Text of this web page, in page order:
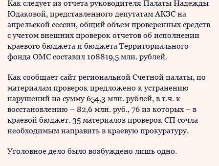
Как следует из отчета руководителя Палаты Надежды
Юдаковой, представленного депутатам АКЗС на
апрельской сессии, общий объем проверенных средств
с учетом внешних проверок отчетов об исполнении
краевого бюджета и бюджета Территориального
фонда ОМС составил 108819,5 млн. рублей.
Как сообщает сайт региональной Счетной палаты, по
материалам проверок предложено к устранению
нарушений на сумму 654,3 млн. рублей, в т.ч. к
восстановлению – 82,6 млн. руб., 76 из которых – в
краевой бюджет. 35 материалов проверок СП сочла
необходимым направить в краевую прокуратуру.
Уголовное дело было возбуждено лишь одно.